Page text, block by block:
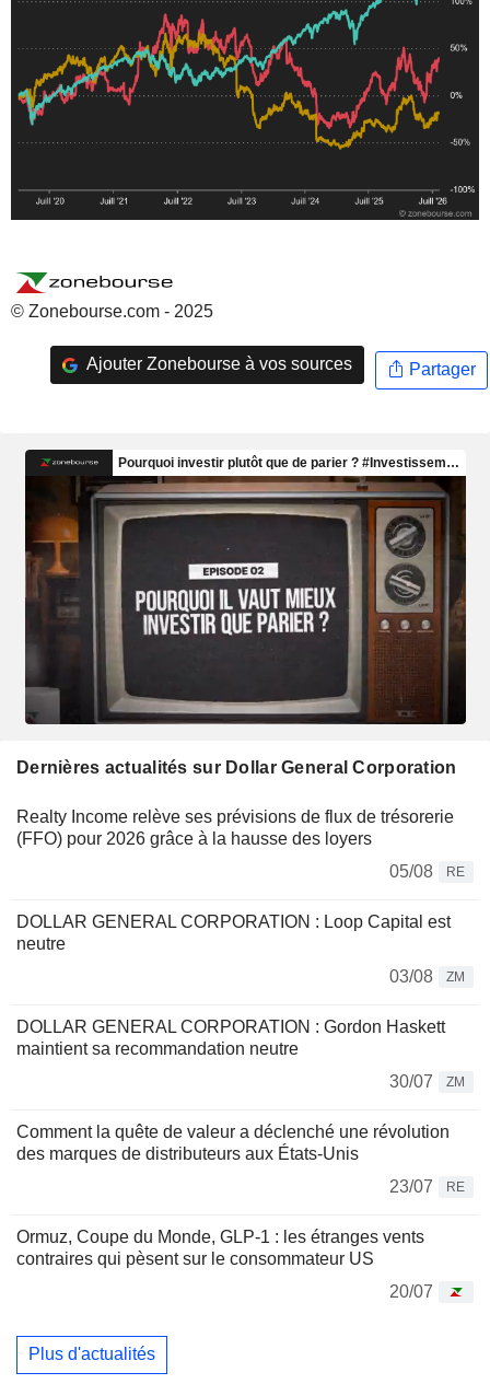
© Zonebourse.com - 2025
Ajouter Zonebourse à vos sources Partager
Dernières actualités sur Dollar General Corporation
Realty Income relève ses prévisions de flux de trésorerie
(FFO) pour 2026 grâce à la hausse des loyers
05/08
RE
DOLLAR GENERAL CORPORATION : Loop Capital est
neutre
03/08
ZM
DOLLAR GENERAL CORPORATION : Gordon Haskett
maintient sa recommandation neutre
30/07
ZM
Comment la quête de valeur a déclenché une révolution
des marques de distributeurs aux États-Unis
23/07
RE
Ormuz, Coupe du Monde, GLP-1 : les étranges vents
contraires qui pèsent sur le consommateur US
20/07
Plus d'actualités